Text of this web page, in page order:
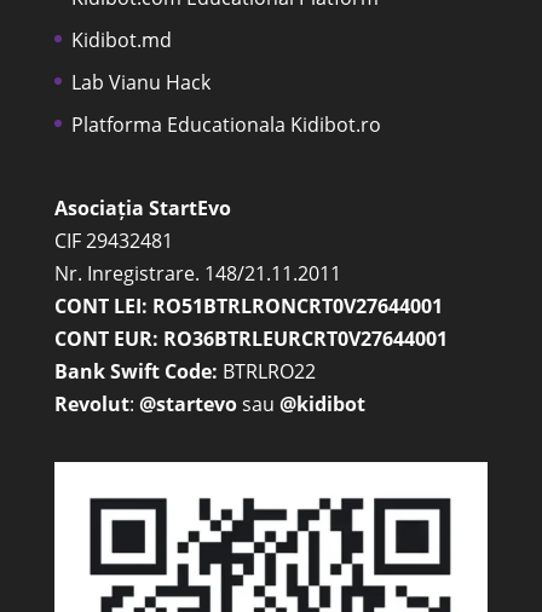
Kidibot.md
Lab Vianu Hack
Platforma Educationala Kidibot.ro
Asociația StartEvo
CIF 29432481
Nr. Inregistrare. 148/21.11.2011
CONT LEI: RO51BTRLRONCRT0V27644001
CONT EUR: RO36BTRLEURCRT0V27644001
Bank Swift Code: BTRLRO22
Revolut: @startevosau @kidibot